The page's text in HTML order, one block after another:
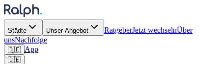
Städte Unser Angebot RatgeberJetzt wechselnÜber
unsNachfolge
🇩🇪 App
🇩🇪